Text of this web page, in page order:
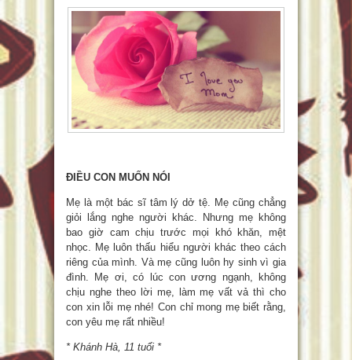
ĐIỀU CON MUỐN NÓI
Mẹ là một bác sĩ tâm lý dở tệ. Mẹ cũng chẳng
giỏi lắng nghe người khác. Nhưng mẹ không
bao giờ cam chịu trước mọi khó khăn, mệt
nhọc. Mẹ luôn thấu hiểu người khác theo cách
riêng của mình. Và mẹ cũng luôn hy sinh vì gia
đình. Mẹ ơi, có lúc con ương ngạnh, không
chịu nghe theo lời mẹ, làm mẹ vất vả thì cho
con xin lỗi mẹ nhé! Con chỉ mong mẹ biết rằng,
con yêu mẹ rất nhiều!
* Khánh Hà, 11 tuổi *